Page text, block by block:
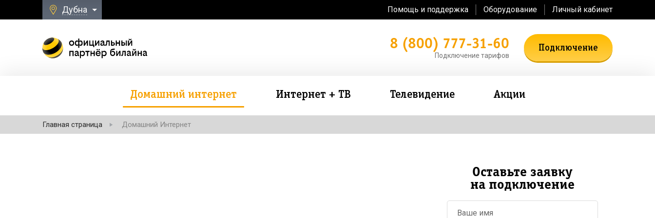
Дубна Помощь и поддержка Оборудование Личный кабинет
8 (800) 777-31-60
Подключение тарифов
Подключение
Домашний интернет Интернет + ТВ Телевидение Акции
Главная страница Домашний Интернет
Оставьте заявку
на подключение